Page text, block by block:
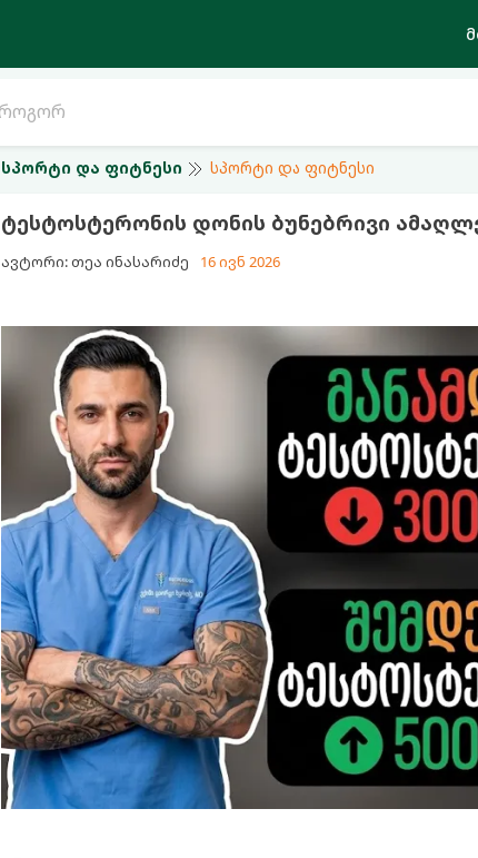
სპორტი და ფიტნესი სპორტი და ფიტნესი
ტესტოსტერონის დონის ბუნებრივი
ავტორი: თეა ინასარიძე 16 ივნ 2026